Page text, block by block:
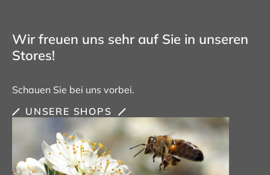
Wir freuen uns sehr auf Sie in unseren
Stores!
Schauen Sie bei uns vorbei.
UNSERE SHOPS